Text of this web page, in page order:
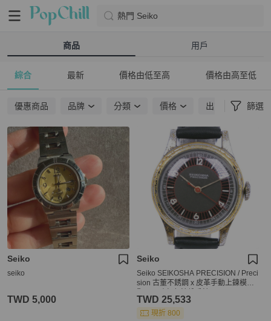
熱門 Seiko
商品 用戶
綜合 最新 價格由低至高 價格由高至低
優惠商品 品牌 分類 價格 出貨地點 篩選
Seiko
seiko
TWD 5,000
Seiko
Seiko SEIKOSHA PRECISION / Preci
sion 古董不銹鋼 x 皮革手動上鍊模擬
TWD 25,533
現折 800